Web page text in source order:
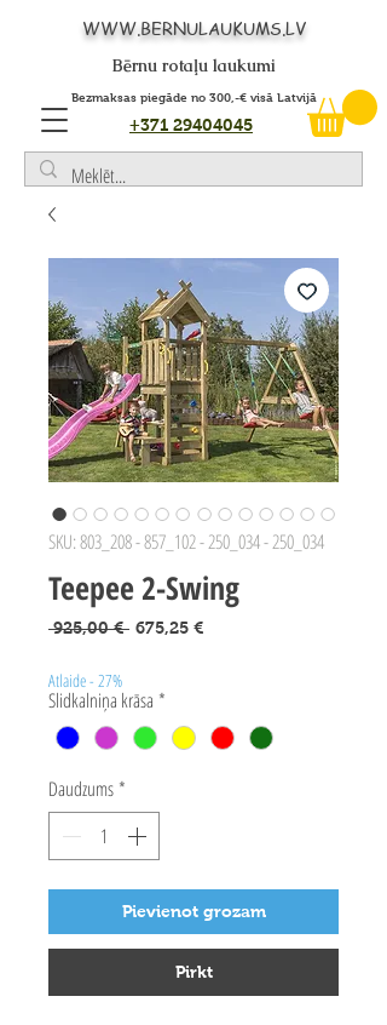
WWW.BERNULAUKUMS.LV
Bērnu rotaļu laukumi
Bezmaksas piegāde no 300,-€ visā Latvijā
+371 29404045
SKU: 803_208 - 857_102 - 250_034 - 250_034
Teepee 2-Swing
925,00 € Parastā
675,25 €
Atlaide - 27%
Slidkalniņa krāsa *
Daudzums *
Pievienot grozam
Pirkt